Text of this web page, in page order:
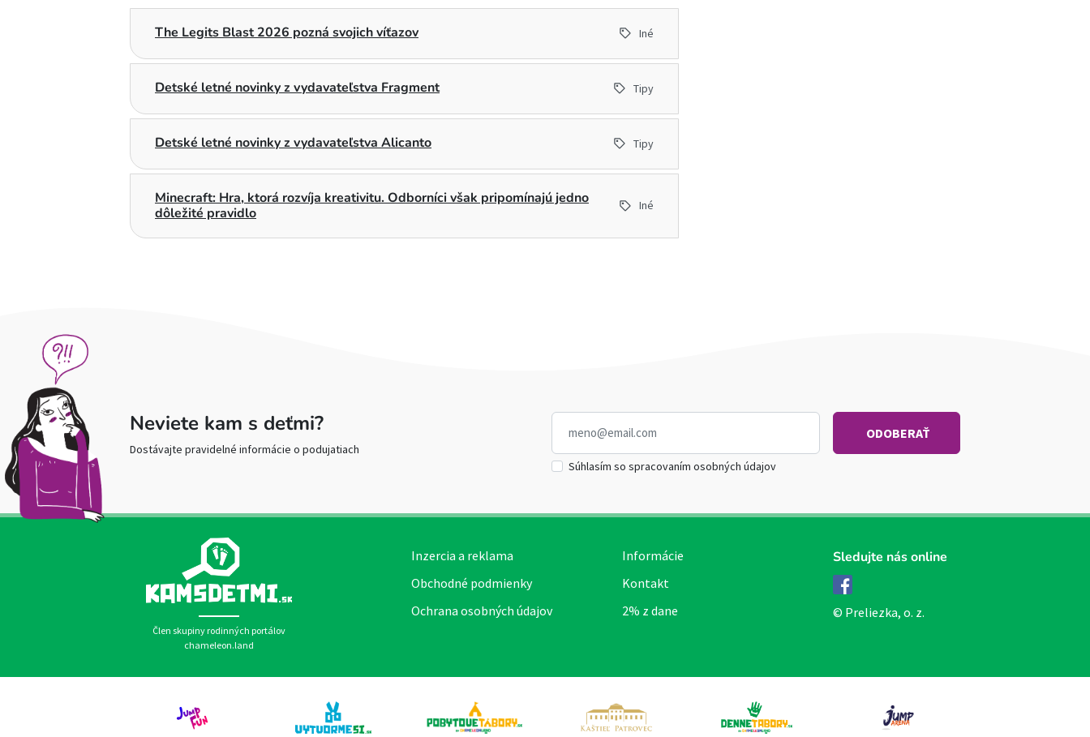
The Legits Blast 2026 pozná svojich víťazov Iné
Detské letné novinky z vydavateľstva Fragment Tipy
Detské letné novinky z vydavateľstva Alicanto Tipy
Minecraft: Hra, ktorá rozvíja kreativitu. Odborníci však pripomínajú jedno
dôležité pravidlo
Iné
Neviete kam s deťmi?
Dostávajte pravidelné informácie o podujatiach
Súhlasím so spracovaním osobných údajov
Člen skupiny rodinných portálov
chameleon.land
Inzercia a reklama
Obchodné podmienky
Ochrana osobných údajov
Informácie
Kontakt
2% z dane
Sledujte nás online
© Preliezka, o. z.